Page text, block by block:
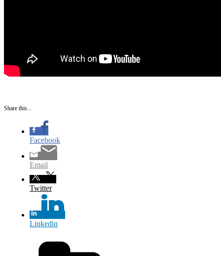
Share this...
Facebook
Email
Twitter
Linkedin